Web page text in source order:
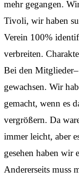
mehr gegangen.
Tivoli, wir haben
Verein 100%
verbreiten.
Bei den
gewachsen. Wir
gemacht, wenn es
vergrößern. Da
immer leicht, aber
gesehen haben wir
Andererseits muss